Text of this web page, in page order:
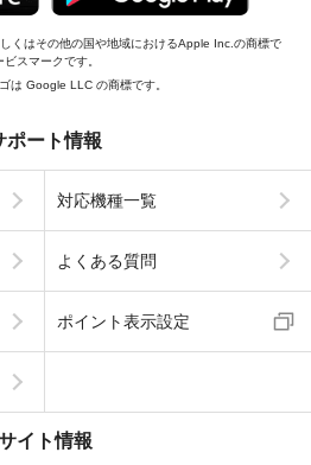
くはその他の国や地域におけるApple Inc.の商標で
スマークです。
は Google LLC の商標です。
ポート情報
対応機種一覧
よくある質問
ポイント表示設定
イト情報